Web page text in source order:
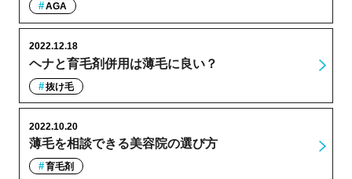
AGA
ヘナと育毛剤併用は薄毛に良い？
2022.12.18
抜け毛
薄毛を相談できる美容院の選び方
2022.10.20
育毛剤